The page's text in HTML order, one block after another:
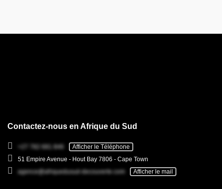
Contactez-nous en Afrique du Sud
+27 782 681 846
Afficher le Téléphone
51 Empire Avenue - Hout Bay 7806 - Cape Town
agence@afriquedusud-decouverte.com
Afficher le mail